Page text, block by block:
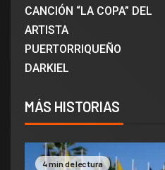
CANCIÓN “LA COPA” DEL
ARTISTA
PUERTORRIQUEÑO
DARKIEL
MÁS HISTORIAS
4 min de lectura